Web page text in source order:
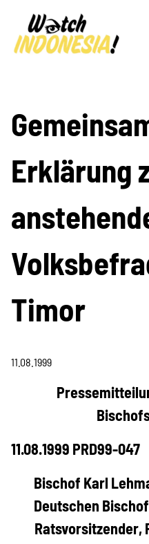
Erklärung
Timor
11.08.1999
11.08.1999 PRD99-047
Bischof Karl
Deutschen
Ratsvorsitzender,